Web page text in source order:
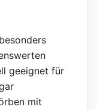
geeignet für
mit